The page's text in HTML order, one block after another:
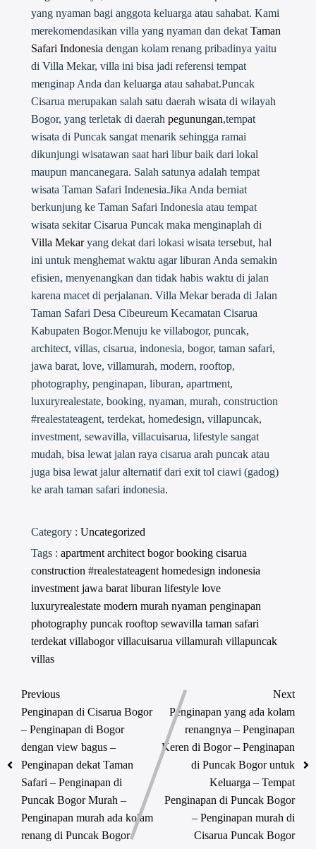
yang nyaman bagi anggota keluarga atau sahabat. Kami
merekomendasikan villa yang nyaman dan dekat Taman
Safari Indonesia dengan kolam renang pribadinya yaitu
di Villa Mekar, villa ini bisa jadi referensi tempat
menginap Anda dan keluarga atau sahabat.Puncak
Cisarua merupakan salah satu daerah wisata di wilayah
Bogor, yang terletak di daerah pegunungan,tempat
wisata di Puncak sangat menarik sehingga ramai
dikunjungi wisatawan saat hari libur baik dari lokal
maupun mancanegara. Salah satunya adalah tempat
wisata Taman Safari Indenesia.Jika Anda berniat
berkunjung ke Taman Safari Indonesia atau tempat
wisata sekitar Cisarua Puncak maka menginaplah di
Villa Mekaryang dekat dari lokasi wisata tersebut, hal
ini untuk menghemat waktu agar liburan Anda semakin
efisien, menyenangkan dan tidak habis waktu di jalan
karena macet di perjalanan. Villa Mekar berada di Jalan
Taman Safari Desa Cibeureum Kecamatan Cisarua
Kabupaten Bogor.Menuju ke villabogor, puncak,
architect, villas, cisarua, indonesia, bogor, taman safari,
jawa barat, love, villamurah, modern, rooftop,
photography, penginapan, liburan, apartment,
luxuryrealestate, booking, nyaman, murah, construction
#realestateagent, terdekat, homedesign, villapuncak,
investment, sewavilla, villacuisarua, lifestyle sangat
mudah, bisa lewat jalan raya cisarua arah puncak atau
juga bisa lewat jalur alternatif dari exit tol ciawi (gadog)
ke arah taman safari indonesia.
Category : Uncategorized
Tags : apartment architect bogorbooking cisarua
construction #realestateagent homedesign indonesia
investment jawa barat liburan lifestyle love
luxuryrealestate modern murah nyaman penginapan
photography puncak rooftop sewavilla taman safari
terdekat villabogorvillacuisarua villamurah villapuncak
villas
Previous
Penginapan di Cisarua Bogor
– Penginapan di Bogor
dengan view bagus –
Penginapan dekat Taman
Safari – Penginapan di
Puncak Bogor Murah –
Penginapan murah ada kolam
renang di Puncak Bogor
Next
Penginapan yang ada kolam
renangnya – Penginapan
Keren di Bogor – Penginapan
di Puncak Bogor untuk
Keluarga – Tempat
Penginapan di Puncak Bogor
– Penginapan murah di
Cisarua Puncak Bogor